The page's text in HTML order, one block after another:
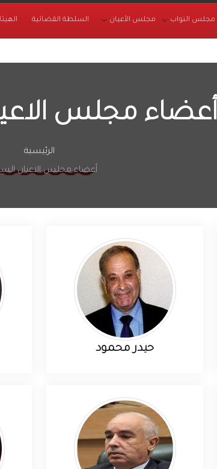
مجلس النواب مجلس الأعيان السلطة القضائية
أعضاء مجلس
الرئيسية
أعضاء مجلس الاعيان
حيدر محمود